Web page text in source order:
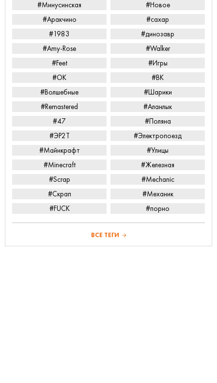
#Минусинская
#Новое
#Аракчино
#сахар
#1983
#динозавр
#Amy-Rose
#Walker
#Feet
#Игры
#ОК
#ВК
#Волшебные
#Шарики
#Remastered
#Аланлык
#47
#Поляна
#ЭР2Т
#Электропоезд
#Майнкрафт
#Улицы
#Minecraft
#Железная
#Scrap
#Mechanic
#Скрап
#Механик
#FUCK
#порно
ВСЕ ТЕГИ